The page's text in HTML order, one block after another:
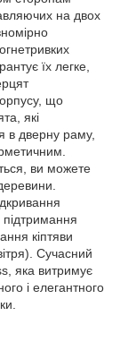
на двох
їх легке,
що
які
в дверну раму,
ви можете
кіптяви
Сучасний
яка витримує
і елегантного